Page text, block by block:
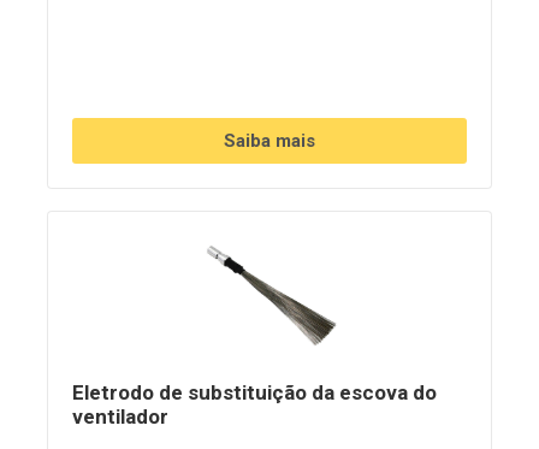
Saiba mais
Eletrodo de substituição da escova do
ventilador